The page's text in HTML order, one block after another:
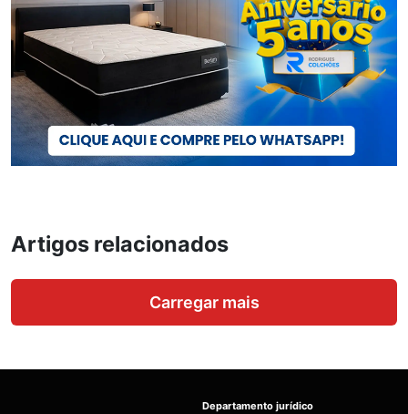
Artigos relacionados
Carregar mais
Departamento jurídico